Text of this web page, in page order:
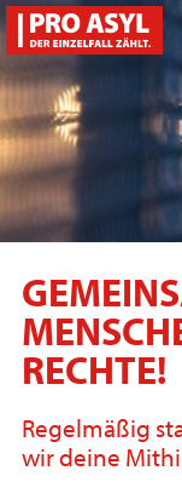
RECHTE!
Regelmäßig
wir deine